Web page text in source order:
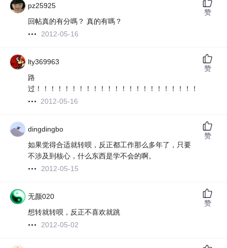
pz25925
回帖真的有分嗎？ 真的有嗎？
2012-05-16
赞
lty369963
路
过！！！！！！！！！！！！！！！！！！！！！！！
2012-05-16
赞
dingdingbo
如果觉得合适就转呗，反正都工作那么多年了，只要
不涉及到核心，什么东西是学不会的啊。
2012-05-15
赞
无颜020
想转就转呗，反正不喜欢就跳
2012-05-02
赞